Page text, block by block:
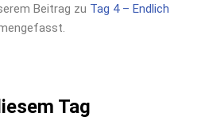
Beitrag zu Tag 4 – Endlich
Tag